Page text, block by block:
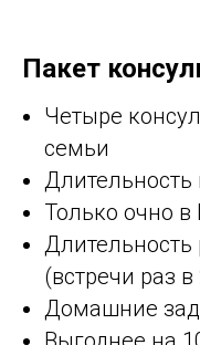
Пакет
Четыре
семьи
Только очно в
Длительность
(встречи раз
Домашние